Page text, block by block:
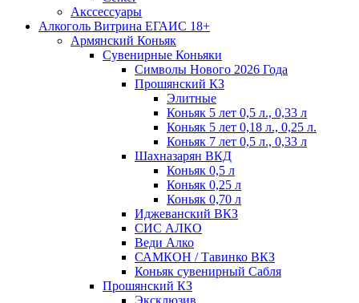
Акссессуары
Алкоголь Витрина ЕГАИС 18+
Армянский Коньяк
Сувенирные Коньяки
Символы Нового 2026 Года
Прошянский КЗ
Элитные
Коньяк 5 лет 0,5 л., 0,33 л
Коньяк 5 лет 0,18 л., 0,25 л.
Коньяк 7 лет 0,5 л., 0,33 л
Шахназарян ВКД
Коньяк 0,5 л
Коньяк 0,25 л
Коньяк 0,70 л
Иджеванский ВКЗ
СИС АЛКО
Веди Алко
САМКОН / Тавинко ВКЗ
Коньяк сувенирный Сабля
Прошянский КЗ
Эксклюзив